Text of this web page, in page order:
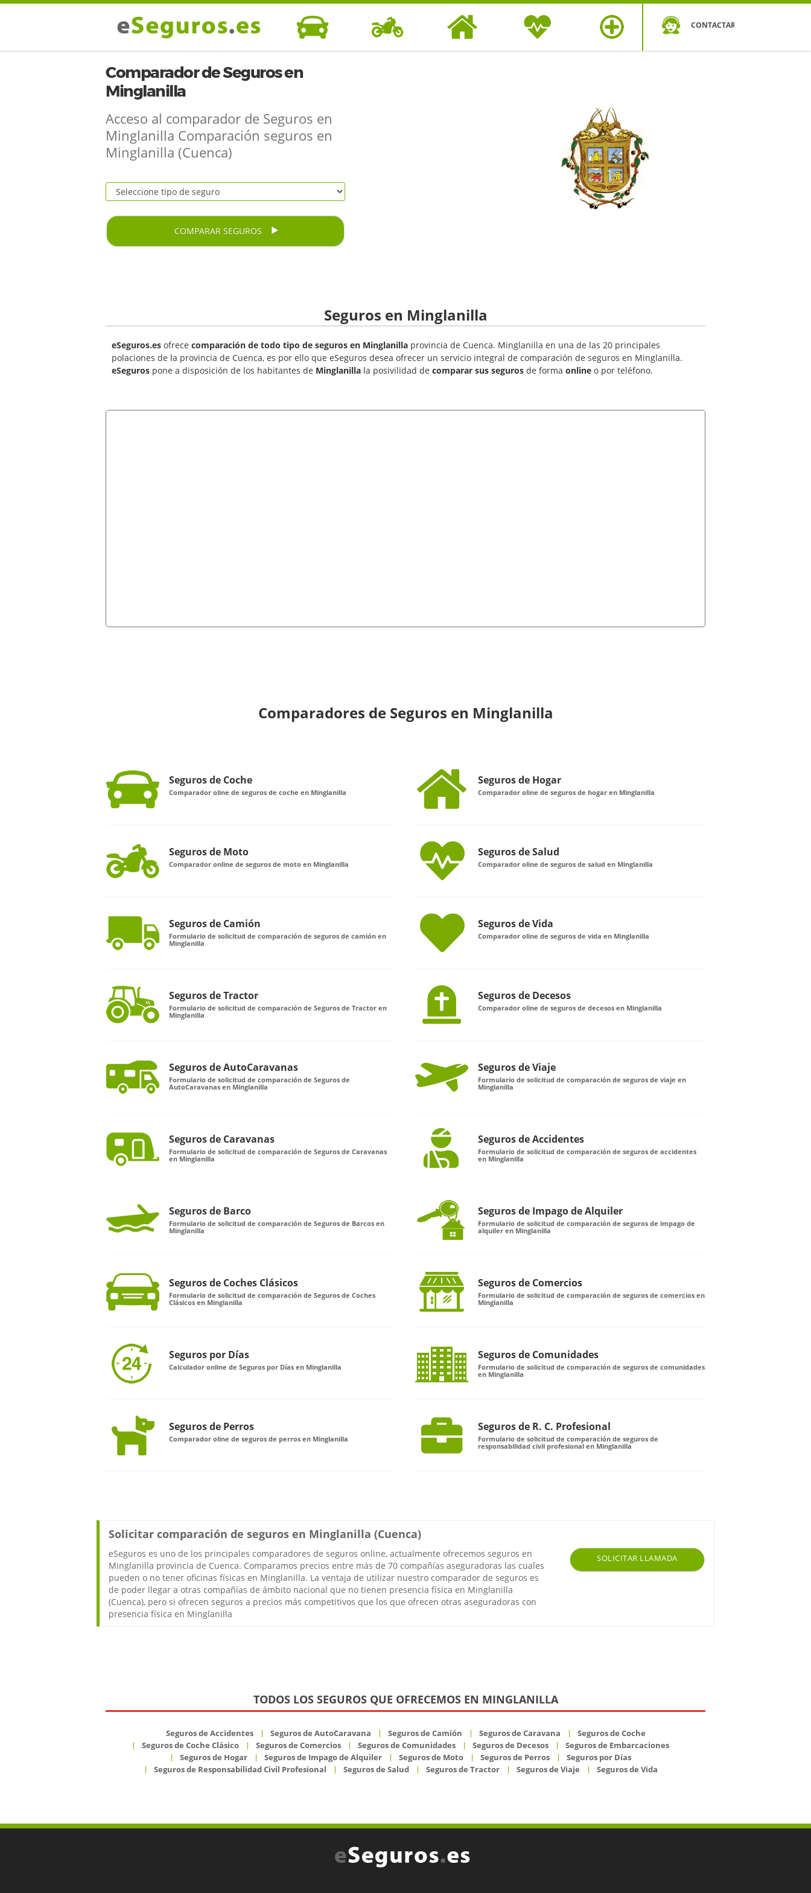
MÁS
SEGUROS
CONTACTAR
Comparador de Seguros en
Minglanilla
Acceso al comparador de Seguros en
Minglanilla Comparación seguros en
Minglanilla (Cuenca)
COMPARAR SEGUROS
Seguros en Minglanilla
eSeguros.es ofrece comparación de todo tipo de seguros en Minglanilla provincia de Cuenca. Minglanilla en una de las 20 principales
polaciones de la provincia de Cuenca, es por ello que eSeguros desea ofrecer un servicio integral de comparación de seguros en Minglanilla.
eSeguros pone a disposición de los habitantes de Minglanilla la posivilidad de comparar sus seguros de forma online o por teléfono.
Comparadores de Seguros en Minglanilla
Seguros de Coche
Comparador oline de seguros de coche en Minglanilla
Seguros de Moto
Comparador online de seguros de moto en Minglanilla
Seguros de Camión
Formulario de solicitud de comparación de seguros de camión en
Minglanilla
Seguros de Tractor
Formulario de solicitud de comparación de Seguros de Tractor en
Minglanilla
Seguros de AutoCaravanas
Formulario de solicitud de comparación de Seguros de
AutoCaravanas en Minglanilla
Seguros de Caravanas
Formulario de solicitud de comparación de Seguros de Caravanas
en Minglanilla
Seguros de Barco
Formulario de solicitud de comparación de Seguros de Barcos en
Minglanilla
Seguros de Coches Clásicos
Formulario de solicitud de comparación de Seguros de Coches
Clásicos en Minglanilla
Seguros por Días
Calculador online de Seguros por Días en Minglanilla
Seguros de Perros
Comparador oline de seguros de perros en Minglanilla
Seguros de Hogar
Comparador oline de seguros de hogar en Minglanilla
Seguros de Salud
Comparador oline de seguros de salud en Minglanilla
Seguros de Vida
Comparador oline de seguros de vida en Minglanilla
Seguros de Decesos
Comparador oline de seguros de decesos en Minglanilla
Seguros de Viaje
Formulario de solicitud de comparación de seguros de viaje en
Minglanilla
Seguros de Accidentes
Formulario de solicitud de comparación de seguros de accidentes
en Minglanilla
Seguros de Impago de Alquiler
Formulario de solicitud de comparación de seguros de impago de
alquiler en Minglanilla
Seguros de Comercios
Formulario de solicitud de comparación de seguros de comercios en
Minglanilla
Seguros de Comunidades
Formulario de solicitud de comparación de seguros de comunidades
en Minglanilla
Seguros de R. C. Profesional
Formulario de solicitud de comparación de seguros de
responsabilidad civil profesional en Minglanilla
Solicitar comparación de seguros en Minglanilla (Cuenca)
eSeguros es uno de los principales comparadores de seguros online, actualmente ofrecemos seguros en
Minglanilla provincia de Cuenca. Comparamos precios entre más de 70 compañías aseguradoras las cuales
pueden o no tener oficinas físicas en Minglanilla. La ventaja de utilizar nuestro comparador de seguros es
de poder llegar a otras compañías de ámbito nacional que no tienen presencia física en Minglanilla
(Cuenca), pero si ofrecen seguros a precios más competitivos que los que ofrecen otras aseguradoras con
presencia física en Minglanilla
SOLICITAR LLAMADA
TODOS LOS SEGUROS QUE OFRECEMOS EN MINGLANILLA
Seguros de Accidentes Seguros de AutoCaravana Seguros de Camión Seguros de Caravana
Seguros de Coche
Seguros de Coche Clásico
Seguros de Comercios Seguros de Comunidades Seguros de Decesos
Seguros de Embarcaciones
Seguros de Hogar
Seguros de Impago de Alquiler Seguros de Moto Seguros de Perros
Seguros por Días
Seguros de Responsabilidad Civil Profesional
Seguros de Salud Seguros de Tractor Seguros de Viaje Seguros de Vida